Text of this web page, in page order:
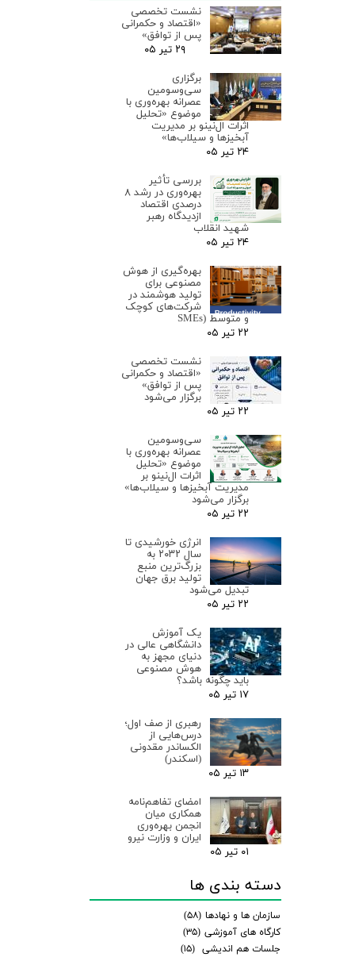
نشست تخصصی
«اقتصاد و حکمرانی
پس از توافق»
۲۹ تیر ۰۵
برگزاری
سی‌وسومین
عصرانه بهره‌وری با
موضوع «تحلیل
اثرات ال‌نینو بر مدیریت
آبخیزها و سیلاب‌ها»
۲۴ تیر ۰۵
بررسی تأثیر
بهره‌وری در رشد ۸
درصدی اقتصاد
ازدیدگاه رهبر
شهید انقلاب
۲۴ تیر ۰۵
بهره‌گیری از هوش
مصنوعی برای
تولید هوشمند در
شرکت‌های کوچک
و متوسط (SMEs
۲۲ تیر ۰۵
نشست تخصصی
«اقتصاد و حکمرانی
پس از توافق»
برگزار می‌شود
۲۲ تیر ۰۵
سی‌وسومین
عصرانه بهره‌وری با
موضوع «تحلیل
اثرات ال‌نینو بر
مدیریت آبخیزها و سیلاب‌ها»
برگزار می‌شود
۲۲ تیر ۰۵
انرژی خورشیدی تا
سال ۲۰۳۲ به
بزرگ‌ترین منبع
تولید برق جهان
تبدیل می‌شود
۲۲ تیر ۰۵
یک آموزش
دانشگاهی عالی در
دنیای مجهز به
هوش مصنوعی
باید چگونه باشد؟
۱۷ تیر ۰۵
رهبری از صف اول؛
درس‌هایی از
الکساندر مقدونی
(اسکندر)
۱۳ تیر ۰۵
امضای تفاهم‌نامه
همکاری میان
انجمن بهره‌وری
ایران و وزارت نیرو
۰۱ تیر ۰۵
دسته بندی ها
سازمان ها و نهادها (۵۸)
کارگاه های آموزشی (۳۵)
جلسات هم اندیشی (۱۵)